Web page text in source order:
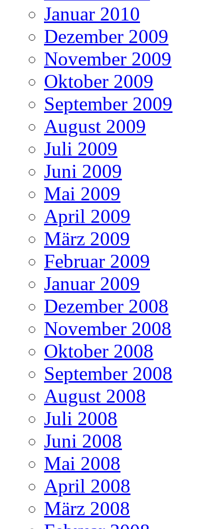
Januar 2010
Dezember 2009
November 2009
Oktober 2009
September 2009
August 2009
Juli 2009
Juni 2009
Mai 2009
April 2009
März 2009
Februar 2009
Januar 2009
Dezember 2008
November 2008
Oktober 2008
September 2008
August 2008
Juli 2008
Juni 2008
Mai 2008
April 2008
März 2008